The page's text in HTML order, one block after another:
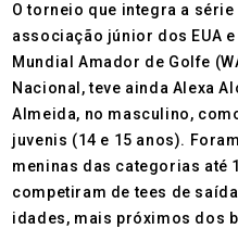
O torneio que integra a
associação júnior dos EUA
Mundial Amador de Golfe
Nacional, teve ainda Alexa
Almeida, no masculino,
juvenis (14 e 15 anos).
meninas das categorias até
competiram de tees de
idades, mais próximos dos